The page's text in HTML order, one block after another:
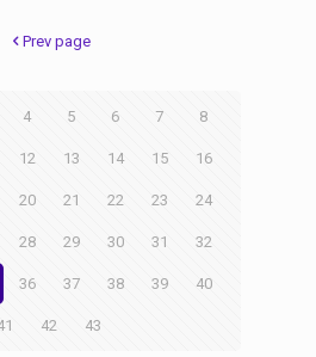
Prev page
4 5 6 7 8
12 13 14 15 16
20 21 22 23 24
28 29 30 31 32
36 37 38 39 40
42 43